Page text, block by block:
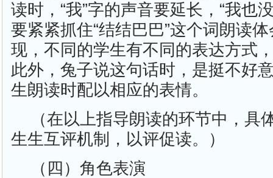
读时，“我”字的声音要延长，“我也
要紧紧抓住“结结巴巴”这个词朗读
现，不同的学生有不同的表达方式
此外，兔子说这句话时，是挺不好
生朗读时配以相应的表情。
（在以上指导朗读的环节中，具
生生互评机制，以评促读。）
（四）角色表演